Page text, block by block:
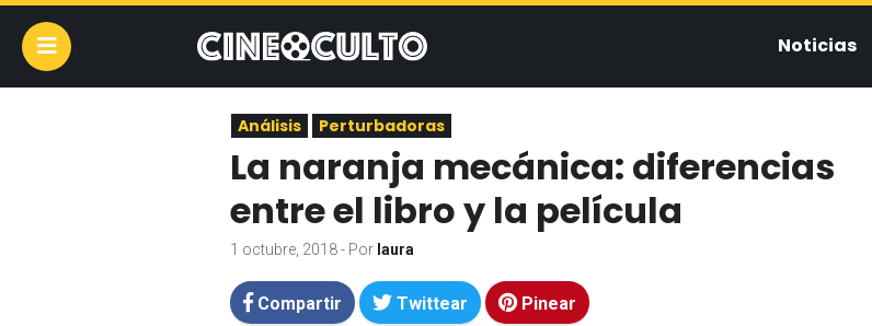
Noticias
Análisis Perturbadoras
La naranja mecánica: diferencias
entre el libro y la película
1 octubre, 2018- Por laura
Compartir Twittear Pinear